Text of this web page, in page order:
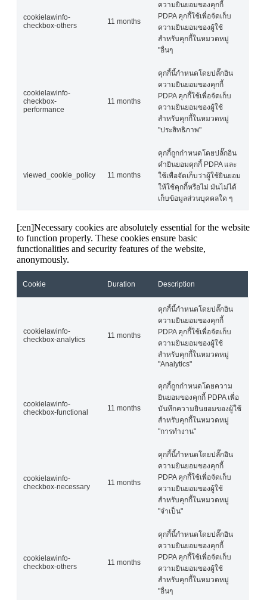
cookielawinfo-
checkbox-others
11 months
ความยินยอมของคุกกี้
PDPA คุกกี้ใช้เพื่อจัดเก็บ
ความยินยอมของผู้ใช้
สำหรับคุกกี้ในหมวดหมู่
"อื่นๆ
cookielawinfo-
checkbox-
performance
11 months
คุกกี้นี้กำหนดโดยปลั๊กอิน
ความยินยอมของคุกกี้
PDPA คุกกี้ใช้เพื่อจัดเก็บ
ความยินยอมของผู้ใช้
สำหรับคุกกี้ในหมวดหมู่
"ประสิทธิภาพ"
viewed_cookie_policy 11 months
คุกกี้ถูกกำหนดโดยปลั๊กอิน
คำยินยอมคุกกี้ PDPA และ
ใช้เพื่อจัดเก็บว่าผู้ใช้ยินยอม
ให้ใช้คุกกี้หรือไม่ มันไม่ได้
เก็บข้อมูลส่วนบุคคลใด ๆ
[:en]Necessary cookies are absolutely essential for the website
to function properly. These cookies ensure basic
functionalities and security features of the website,
anonymously.
Cookie Duration Description
cookielawinfo-
checkbox-analytics
11 months
คุกกี้นี้กำหนดโดยปลั๊กอิน
ความยินยอมของคุกกี้
PDPA คุกกี้ใช้เพื่อจัดเก็บ
ความยินยอมของผู้ใช้
สำหรับคุกกี้ในหมวดหมู่
"Analytics"
cookielawinfo-
checkbox-functional
11 months
คุกกี้ถูกกำหนดโดยความ
ยินยอมของคุกกี้ PDPA เพื่อ
บันทึกความยินยอมของผู้ใช้
สำหรับคุกกี้ในหมวดหมู่
"การทำงาน"
cookielawinfo-
checkbox-necessary
11 months
คุกกี้นี้กำหนดโดยปลั๊กอิน
ความยินยอมของคุกกี้
PDPA คุกกี้ใช้เพื่อจัดเก็บ
ความยินยอมของผู้ใช้
สำหรับคุกกี้ในหมวดหมู่
"จำเป็น"
cookielawinfo-
checkbox-others
11 months
คุกกี้นี้กำหนดโดยปลั๊กอิน
ความยินยอมของคุกกี้
PDPA คุกกี้ใช้เพื่อจัดเก็บ
ความยินยอมของผู้ใช้
สำหรับคุกกี้ในหมวดหมู่
"อื่นๆ